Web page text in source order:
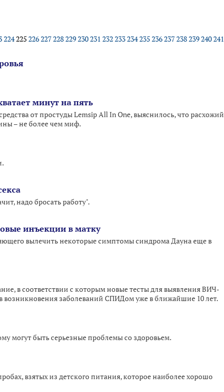
224225226227228229230231 232233234235236237238239240241
минут на пять
от простуды Lemsip All In One, выяснилось, что расхожий
– не более чем миф.
надо бросать работу".
инъекции в матку
вылечить некоторые симптомы синдрома Дауна еще в
в соответствии с которым новые тесты для выявления ВИЧ-
возникновения заболеваний СПИДом уже в ближайшие 10 лет.
могут быть серьезные проблемы со здоровьем.
взятых из детского питания, которое наиболее хорошо